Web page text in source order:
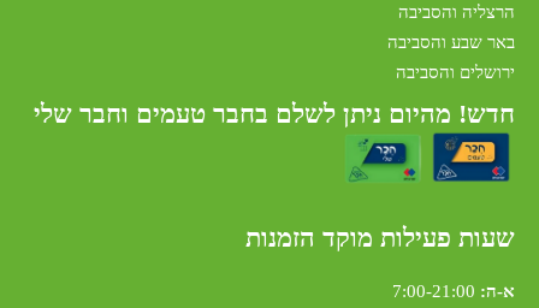
הרצליה והסביבה
באר שבע והסביבה
ירושלים והסביבה
חדש! מהיום ניתן לשלם בחבר טעמים וחבר שלי
שעות פעילות מוקד הזמנות
א-ה: